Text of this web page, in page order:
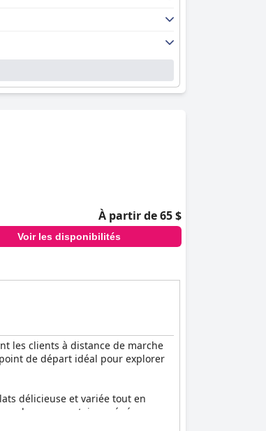
À partir de 65 $
Voir les disponibilités
les clients à distance de marche
de départ idéal pour explorer
délicieuse et variée tout en
les commentaires généraux sur